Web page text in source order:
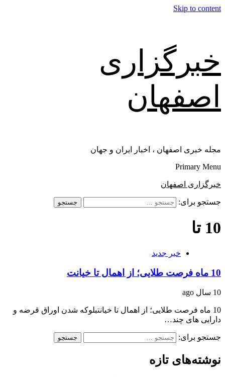
Skip to content
خبرگزاری
اصفهان
مجله خبری اصفهان ، اخبار ایران و جهان
Primary Menu
خبرگزاری اصفهان
جستجو برای:
10 تا
خبر جدید
10 ماه فرصت طلایی؛ از اهمال تا خیانت
10 سال ago
10 ماه فرصت طلایی؛ از اهمال تا خیانتبلوکه شدن اوراق قرضه و
دارایی های چند…
جستجو برای:
نوشته‌های تازه